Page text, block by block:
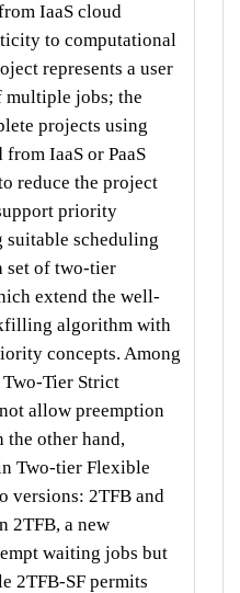
IaaS cloud
to computational
represents a user
multiple jobs; the
projects using
IaaS or PaaS
reduce the project
priority
scheduling
set of two-tier
extend the well-
algorithm with
concepts. Among
Tier Strict
allow preemption
the other hand,
Two-tier Flexible
versions: 2TFB and
2TFB, a new
waiting jobs but
2TFB-SF permits